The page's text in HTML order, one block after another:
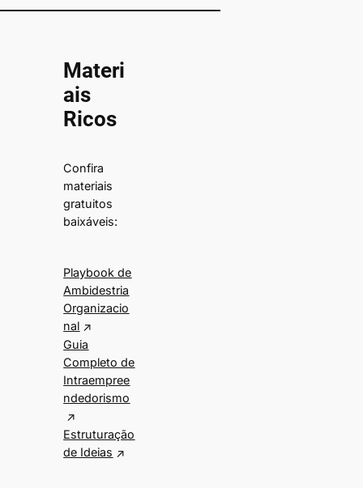
Materi
ais
Ricos
Confira
materiais
gratuitos
baixáveis:
Playbook de
Ambidestria
Organizacio
nal
Guia
Completo de
Intraempree
ndedorismo
Estruturação
de Ideias